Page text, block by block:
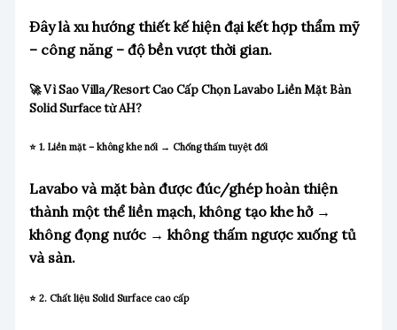
Đây là xu hướng thiết kế hiện đại kết hợp thẩm mỹ
– công năng – độ bền vượt thời gian.
🚀 Vì Sao Villa/Resort Cao Cấp Chọn Lavabo Liền Mặt Bàn
Solid Surface từ AH?
⭐ 1. Liền mặt – không khe nối → Chống thấm tuyệt đối
Lavabo và mặt bàn được đúc/ghép hoàn thiện
thành một thể liền mạch, không tạo khe hở →
không đọng nước → không thấm ngược xuống tủ
và sàn.
⭐ 2. Chất liệu Solid Surface cao cấp